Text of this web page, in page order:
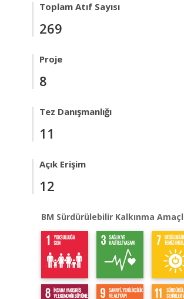
Toplam Atıf Sayısı
269
Proje
8
Tez Danışmanlığı
11
Açık Erişim
12
BM Sürdürülebilir Kalkınma